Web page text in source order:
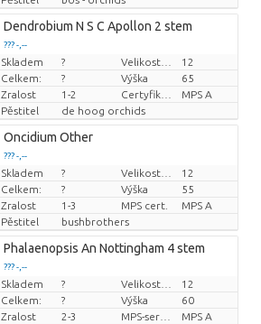
Dendrobium N S C Apollon 2 stem
??? -,--
Cena za kus
Skladem ?
12
Celkem:
? Výška
65
Zralost
1-2
MPS A
Pěstitel
de hoog orchids
Oncidium Other
??? -,--
Cena za kus
Skladem ?
12
Celkem:
? Výška
55
Zralost
1-3 MPS cert.
MPS A
Pěstitel
bushbrothers
Phalaenopsis An Nottingham 4 stem
??? -,--
Cena za kus
Skladem ?
12
Celkem:
? Výška
60
Zralost
2-3
MPS A